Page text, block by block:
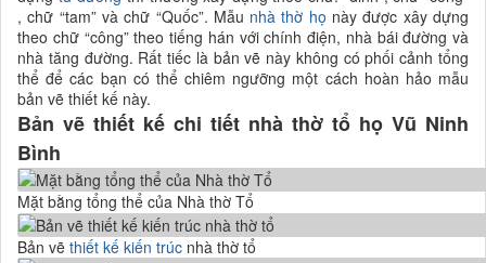
, chữ “tam” và chữ “Quốc”. Mẫu nhà thờ họ này được xây dựng
theo chữ “công” theo tiếng hán với chính điện, nhà bái đường và
nhà tăng đường. Rất tiếc là bản vẽ này không có phối cảnh tổng
thể để các bạn có thể chiêm ngưỡng một cách hoàn hảo mẫu
bản vẽ thiết kế này.
Bản vẽ thiết kế chi tiết nhà thờ tổ họ Vũ Ninh
Bình
Mặt bằng tổng thể của Nhà thờ Tổ
Bản vẽ thiết kế kiến trúc nhà thờ tổ